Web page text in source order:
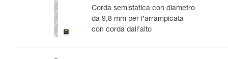
Corda semistatica con diametro
da 9,8 mm per l’arrampicata
con corda dall’alto